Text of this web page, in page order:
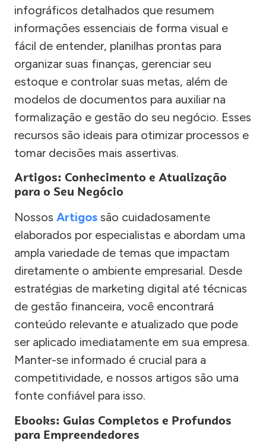
infográficos detalhados que resumem
informações essenciais de forma visual e
fácil de entender, planilhas prontas para
organizar suas finanças, gerenciar seu
estoque e controlar suas metas, além de
modelos de documentos para auxiliar na
formalização e gestão do seu negócio. Esses
recursos são ideais para otimizar processos e
tomar decisões mais assertivas.
Artigos: Conhecimento e Atualização
para o Seu Negócio
Nossos Artigos são cuidadosamente
elaborados por especialistas e abordam uma
ampla variedade de temas que impactam
diretamente o ambiente empresarial. Desde
estratégias de marketing digital até técnicas
de gestão financeira, você encontrará
conteúdo relevante e atualizado que pode
ser aplicado imediatamente em sua empresa.
Manter-se informado é crucial para a
competitividade, e nossos artigos são uma
fonte confiável para isso.
Ebooks: Guias Completos e Profundos
para Empreendedores